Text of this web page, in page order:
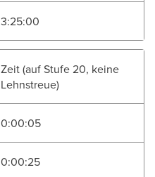
3:25:00
Zeit (auf Stufe 20, keine
Lehnstreue)
0:00:05
0:00:25